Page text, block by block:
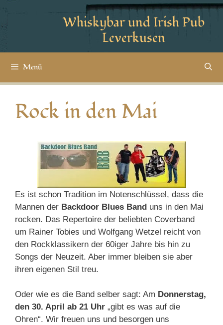
Whiskybar und Irish Pub
Leverkusen
Menü
Rock in den Mai
Es ist schon Tradition im Notenschlüssel, dass die
Mannen der Backdoor Blues Band uns in den Mai
rocken. Das Repertoire der beliebten Coverband
um Rainer Tobies und Wolfgang Wetzel reicht von
den Rockklassikern der 60iger Jahre bis hin zu
Songs der Neuzeit. Aber immer bleiben sie aber
ihren eigenen Stil treu.
Oder wie es die Band selber sagt: Am Donnerstag,
den 30. April ab 21 Uhr „gibt es was auf die
Ohren“. Wir freuen uns und besorgen uns